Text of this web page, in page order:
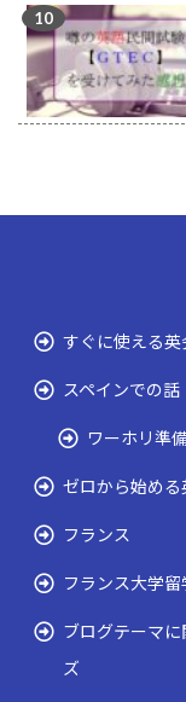
すぐに使える英
スペインでの話
ワーホリ準
ゼロから始め
フランス
フランス大学
ブログテーマ
ズ